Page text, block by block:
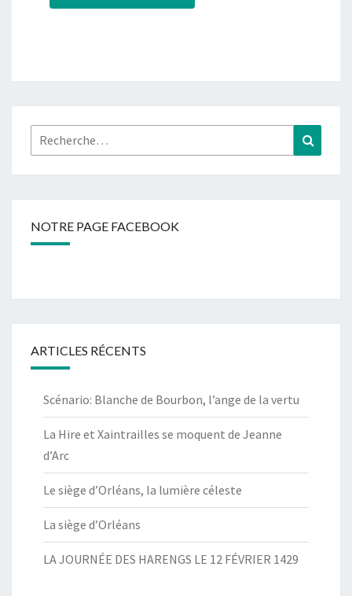
Rechercher :
NOTRE PAGE FACEBOOK
ARTICLES RÉCENTS
Scénario: Blanche de Bourbon, l’ange de la vertu
La Hire et Xaintrailles se moquent de Jeanne
d’Arc
Le siège d’Orléans, la lumière céleste
La siège d’Orléans
LA JOURNÉE DES HARENGS LE 12 FÉVRIER 1429